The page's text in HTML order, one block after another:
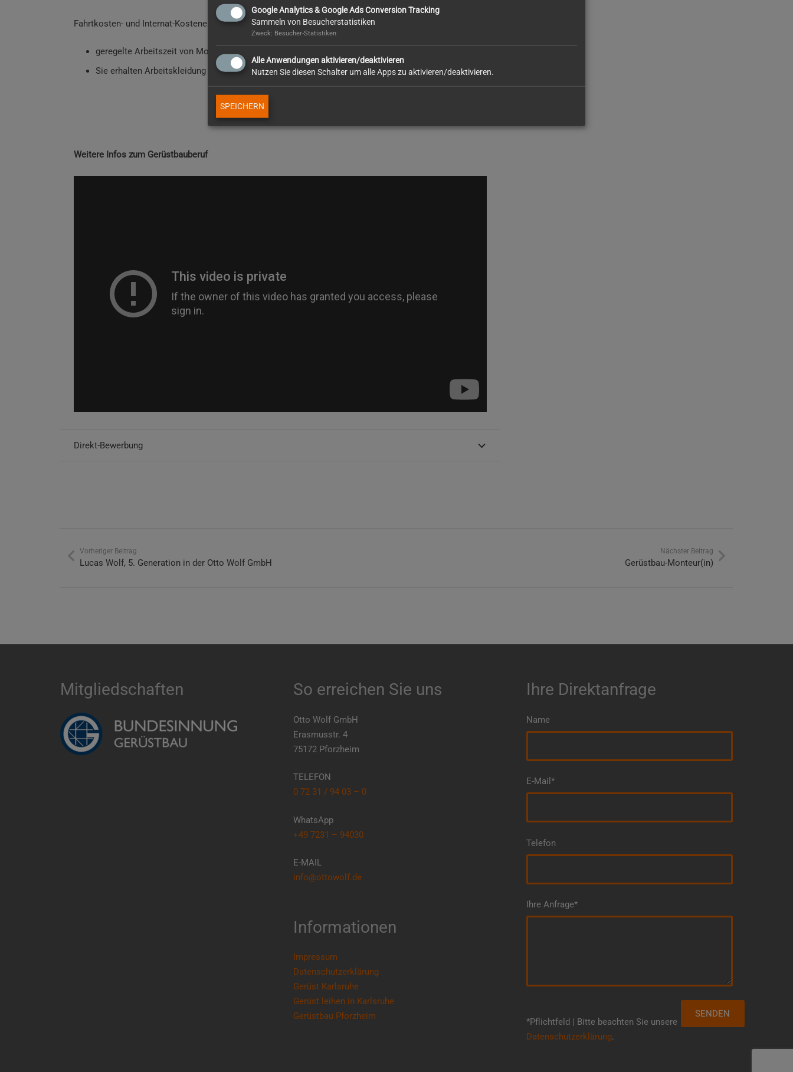
Fahrtkosten- und Internat-Kostenerstattung
geregelte Arbeitszeit von Montag – Freitag (1/2 Samstag ca. 6 x /Jahr)
Sie erhalten Arbeitskleidung mit geringem Eigenanteil, Auslöse, Getränke in den Sommermonaten
Weitere Infos zum Gerüstbauberuf
Direkt-Bewerbung
Vorheriger Beitrag
Lucas Wolf, 5. Generation in der Otto Wolf GmbH
Nächster Beitrag
Gerüstbau-Monteur(in)
Mitgliedschaften So erreichen Sie uns
Otto Wolf GmbH
Erasmusstr. 4
75172 Pforzheim
TELEFON
0 72 31 / 94 03 – 0
WhatsApp
+49 7231 – 94030
E-MAIL
info@ottowolf.de
Informationen
Impressum
Datenschutzerklärung
Gerüst Karlsruhe
Gerüst leihen in Karlsruhe
Gerüstbau Pforzheim
Ihre Direktanfrage
Name
E-Mail*
Telefon
Ihre Anfrage*
*Pflichtfeld | Bitte beachten Sie unsere
Datenschutzerklärung.
Google Analytics & Google Ads Conversion Tracking
Sammeln von Besucherstatistiken
Zweck: Besucher-Statistiken
Alle Anwendungen aktivieren/deaktivieren
Nutzen Sie diesen Schalter um alle Apps zu aktivieren/deaktivieren.
SPEICHERN